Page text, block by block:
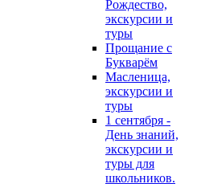
Рождество,
экскурсии и
туры
Прощание с
Букварём
Масленица,
экскурсии и
туры
1 сентября -
День знаний,
экскурсии и
туры для
школьников.